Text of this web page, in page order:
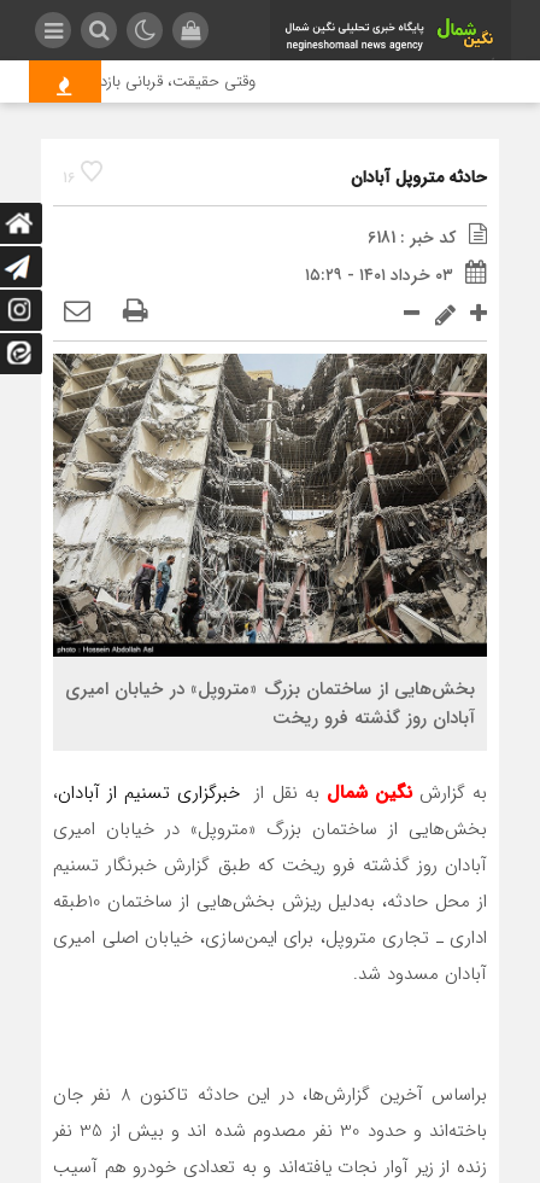
وقتی حقیقت، قربانی بازدید بیشتر
16 حادثه متروپل آبادان
کد خبر : 6181
۰۳ خرداد ۱۴۰۱ - ۱۵:۲۹
بخش‌هایی از ساختمان بزرگ «متروپل» در خیابان امیری
آبادان روز گذشته فرو ریخت
به گزارشنگین شمال به نقل از خبرگزاری تسنیماز آبادان،‌
‌‌بخش‌هایی از ساختمان بزرگ «متروپل» در خیابان امیری
آبادان روز گذشته فرو ریخت که طبق گزارش خبرنگار تسنیم
از محل حادثه، به‌دلیل ریزش بخش‌هایی از ساختمان 10طبقه
اداری ـ تجاری متروپل، برای ایمن‌سازی، خیابان اصلی امیری
آبادان مسدود شد.
براساس آخرین گزارش‌ها، در این حادثه تاکنون 8 نفر جان
باخته‌اند و حدود 30 نفر مصدوم شده اند و بیش از 35 نفر
زنده از زیر آوار نجات یافته‌اند‌ و به تعدادی خودرو هم آسیب